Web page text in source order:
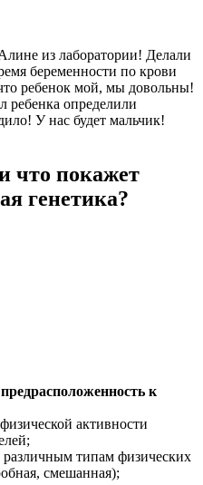
из лаборатории! Делали
беременности по крови
ребенок мой, мы довольны!
определили
У нас будет мальчик!
что покажет
генетика?
к
активности
различным типам физических
смешанная);